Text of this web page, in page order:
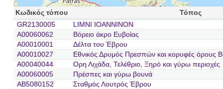
Κωδικός τόπου
Τόπος
GR2130005
LIMNI IOANNINON
A00060062
Βόρειο άκρο Ευβοίας
A00010001
Δέλτα του Έβρου
A00010027
Εθνικός Δρυμός Πρεσπών και κορυφές όρους
A00040044
Ορη Λιχάδα, Τελέθριο, Ξηρό και γύρω περιοχές
A00060005
Πρέσπες και γύρω βουνά
AB5080152
Σταθμός Λουτρός Έβρου